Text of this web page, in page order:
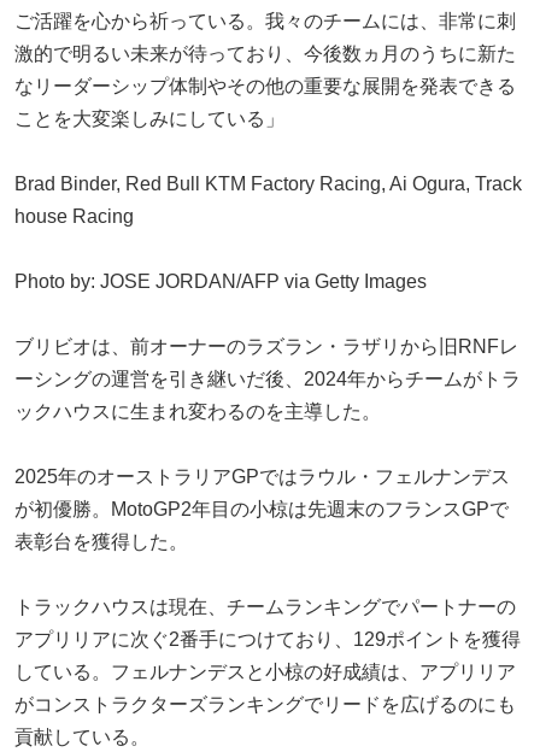
ご活躍を心から祈っている。我々のチームには、非常に刺
激的で明るい未来が待っており、今後数ヵ月のうちに新た
なリーダーシップ体制やその他の重要な展開を発表できる
ことを大変楽しみにしている」
Brad Binder, Red Bull KTM Factory Racing, Ai Ogura, Track
house Racing
Photo by: JOSE JORDAN/AFP via Getty Images
ブリビオは、前オーナーのラズラン・ラザリから旧RNFレ
ーシングの運営を引き継いだ後、2024年からチームがトラ
ックハウスに生まれ変わるのを主導した。
2025年のオーストラリアGPではラウル・フェルナンデス
が初優勝。MotoGP2年目の小椋は先週末のフランスGPで
表彰台を獲得した。
トラックハウスは現在、チームランキングでパートナーの
アプリリアに次ぐ2番手につけており、129ポイントを獲得
している。フェルナンデスと小椋の好成績は、アプリリア
がコンストラクターズランキングでリードを広げるのにも
貢献している。